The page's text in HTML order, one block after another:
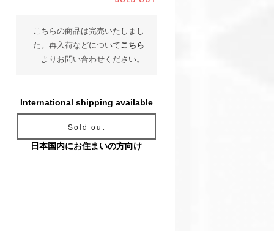
こちらの商品は完売いたしまし
た。再入荷などについてこちら
よりお問い合わせください。
International shipping available
Sold out
日本国内にお住まいの方向け